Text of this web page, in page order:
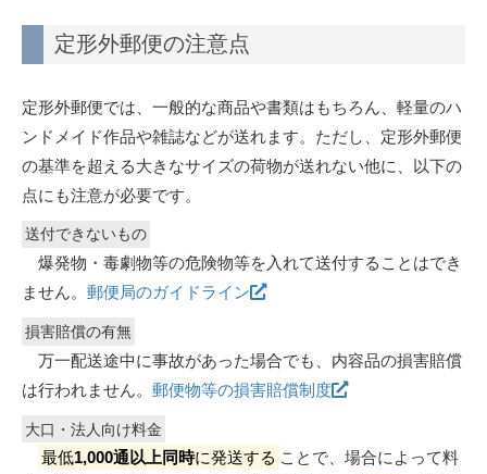
定形外郵便の注意点
定形外郵便では、一般的な商品や書類はもちろん、軽量のハ
ンドメイド作品や雑誌などが送れます。ただし、定形外郵便
の基準を超える大きなサイズの荷物が送れない他に、以下の
点にも注意が必要です。
送付できないもの
爆発物・毒劇物等の危険物等を入れて送付することはでき
ません。 郵便局のガイドライン
損害賠償の有無
万一配送途中に事故があった場合でも、内容品の損害賠償
は行われません。 郵便物等の損害賠償制度
大口・法人向け料金
最低1,000通以上同時に発送する ことで、場合によって料